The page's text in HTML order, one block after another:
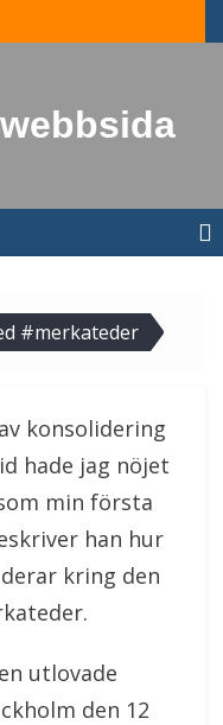
#merkateder
konsolidering
hade jag nöjet
min första
han hur
kring den
utlovade
den 12